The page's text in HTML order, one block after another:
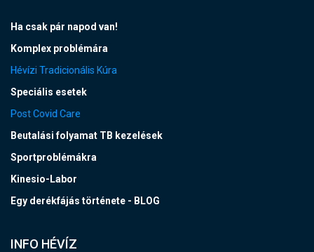
Ha csak pár napod van!
Komplex problémára
Hévízi Tradicionális Kúra
Speciális esetek
Post Covid Care
Beutalási folyamat TB kezelések
Sportproblémákra
Kinesio-Labor
Egy derékfájás története - BLOG
INFO HÉVÍZ